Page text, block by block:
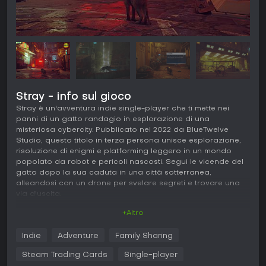
Stray - info sul gioco
Stray è un'avventura indie single-player che ti mette nei
panni di un gatto randagio in esplorazione di una
misteriosa cybercity. Pubblicato nel 2022 da BlueTwelve
Studio, questo titolo in terza persona unisce esplorazione,
risoluzione di enigmi e platforming leggero in un mondo
popolato da robot e pericoli nascosti. Segui le vicende del
gatto dopo la sua caduta in una città sotterranea,
alleandosi con un drone per svelare segreti e trovare una
via d'uscita.
ambienti dettagliati, sfruttando le sue abilità naturali per
spostarti e interagire. Salti sui tetti, scali ostacoli e graffi
+Altro
Indie Adventure Family Sharing
Steam Trading Cards Single-player